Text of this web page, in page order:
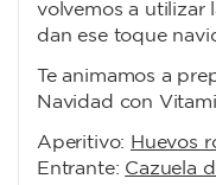
volvemos a utilizar
dan ese toque
Te animamos a
Navidad con
Aperitivo: Huevos
Entrante: Cazuela